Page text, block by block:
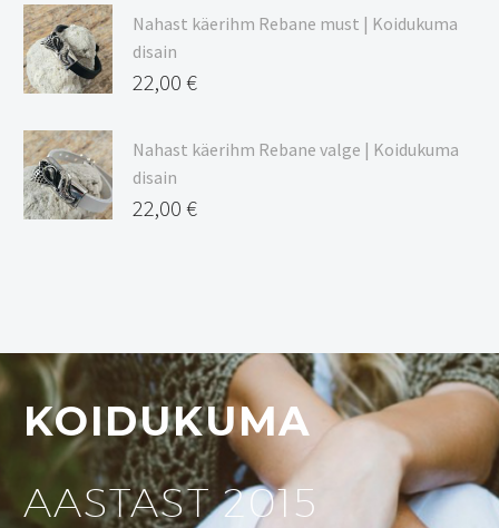
Nahast käerihm Rebane must | Koidukuma
disain
22,00 €
Nahast käerihm Rebane valge | Koidukuma
disain
22,00 €
KOIDUKUMA
AASTAST 2015